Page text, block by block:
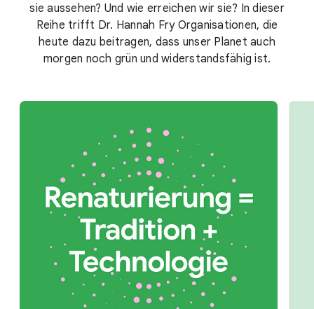
sie aussehen? Und wie erreichen wir sie? In dieser
Reihe trifft Dr. Hannah Fry Organisationen, die
heute dazu beitragen, dass unser Planet auch
morgen noch grün und widerstandsfähig ist.